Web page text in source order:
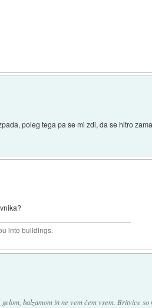
poleg tega pa se mi zdi, da se hitro
into buildings.
balzamom in ne vem čem vsem. Britvice so